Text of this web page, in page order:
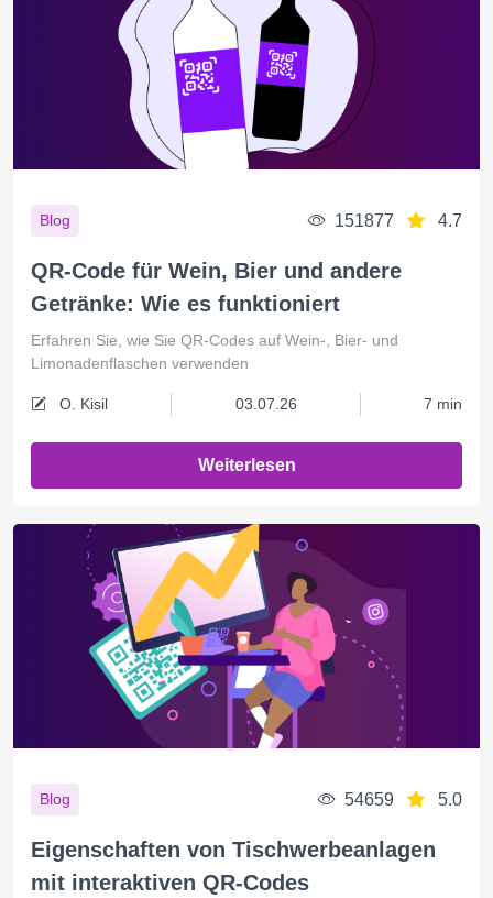
Blog 151877 4.7
QR-Code für Wein, Bier und andere
Getränke: Wie es funktioniert
Erfahren Sie, wie Sie QR-Codes auf Wein-, Bier- und
Limonadenflaschen verwenden
O. Kisil 03.07.26 7 min
Weiterlesen
Blog 54659 5.0
Eigenschaften von Tischwerbeanlagen
mit interaktiven QR-Codes